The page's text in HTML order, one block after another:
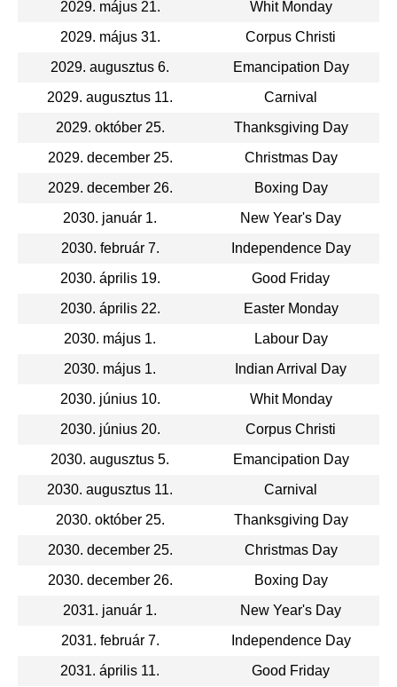
2029. május 21.
Whit Monday
2029. május 31.
Corpus Christi
2029. augusztus 6.
Emancipation Day
2029. augusztus 11.
Carnival
2029. október 25.
Thanksgiving Day
2029. december 25.
Christmas Day
2029. december 26.
Boxing Day
2030. január 1.
New Year's Day
2030. február 7.
Independence Day
2030. április 19.
Good Friday
2030. április 22.
Easter Monday
2030. május 1.
Labour Day
2030. május 1.
Indian Arrival Day
2030. június 10.
Whit Monday
2030. június 20.
Corpus Christi
2030. augusztus 5.
Emancipation Day
2030. augusztus 11.
Carnival
2030. október 25.
Thanksgiving Day
2030. december 25.
Christmas Day
2030. december 26.
Boxing Day
2031. január 1.
New Year's Day
2031. február 7.
Independence Day
2031. április 11.
Good Friday